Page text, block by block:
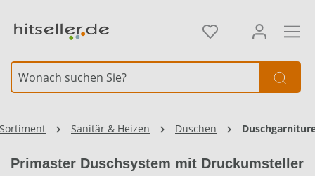
Sortiment Sanitär & Heizen Duschen
Primaster Duschsystem mit Druckumsteller